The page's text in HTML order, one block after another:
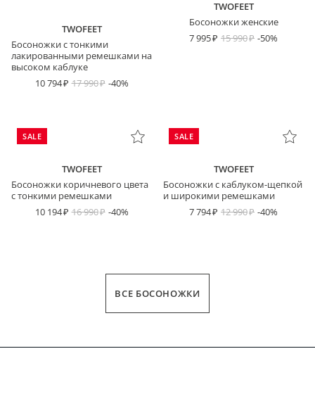
TWOFEET
Босоножки с тонкими
лакированными ремешками на
высоком каблуке
10 794
17 990 -40%
TWOFEET
Босоножки женские
7 995
15 990 -50%
SALE
TWOFEET
Босоножки коричневого цвета
с тонкими ремешками
10 194
16 990 -40%
SALE
TWOFEET
Босоножки с каблуком-щепкой
и широкими ремешками
7 794
12 990 -40%
ВСЕ БОСОНОЖКИ